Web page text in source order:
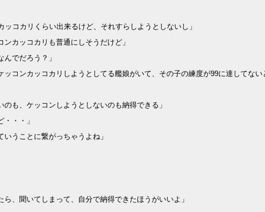
コカリくらい出来るけど、それすらしようとしないし」
カッコカリも普通にしそうだけど」
でだろう？」
コンカッコカリしようとしてる艦娘がいて、その子の練度が99に達してない
も、ケッコンしようとしないのも納得できる」
・・」
うことに繋がっちゃうよね」
、聞いてしまって、自分で納得できたほうがいいよ」